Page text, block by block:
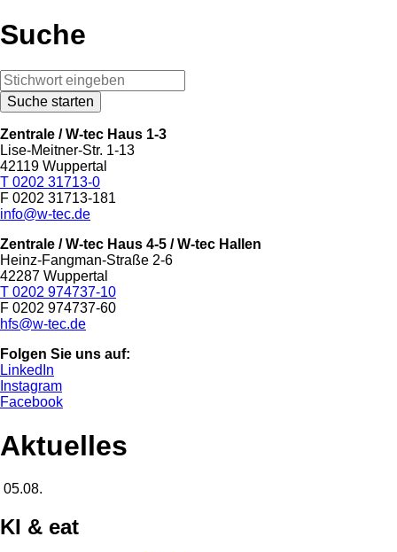
Suche
Zentrale / W-tec Haus 1-3
Lise-Meitner-Str. 1-13
42119 Wuppertal
T 0202 31713-0
F 0202 31713-181
info@w-tec.de
Zentrale / W-tec Haus 4-5 / W-tec Hallen
Heinz-Fangman-Straße 2-6
42287 Wuppertal
T 0202 974737-10
F 0202 974737-60
hfs@w-tec.de
Folgen Sie uns auf:
LinkedIn
Instagram
Facebook
Aktuelles
05.08.
KI & eat